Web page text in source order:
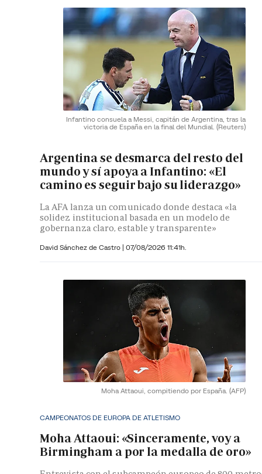
Infantino consuela a Messi, capitán de Argentina, tras la
victoria de España en la final del Mundial. (Reuters)
Argentina se desmarca del resto del
mundo y sí apoya a Infantino: «El
camino es seguir bajo su liderazgo»
La AFA lanza un comunicado donde destaca «la
solidez institucional basada en un modelo de
gobernanza claro, estable y transparente»
David Sánchez de Castro | 07/08/2026 11:41h.
Moha Attaoui, compitiendo por España. (AFP)
CAMPEONATOS DE EUROPA DE ATLETISMO
Moha Attaoui: «Sinceramente, voy a
Birmingham a por la medalla de oro»